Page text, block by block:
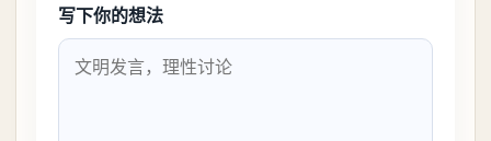
写下你的想法